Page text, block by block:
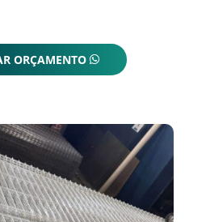
ORÇAMENTO